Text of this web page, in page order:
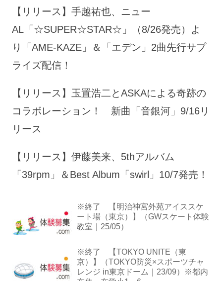
【リリース】手越祐也、ニュー
AL「☆SUPER☆STAR☆」（8/26発売）よ
り「AME-KAZE」＆「エデン」2曲先行サプ
ライズ配信！
【リリース】玉置浩二とASKAによる奇跡の
コラボレーション！ 新曲「音銀河」9/16リ
リース
【リリース】伊藤美来、5thアルバム
「39rpm」＆Best Album「swirl」10/7発売！
※終了 【明治神宮外苑アイススケ
ート場（東京）】（GWスケート体験
教室｜25/05）
※終了 【TOKYO UNITE（東
京）】（TOKYO防災×スポーツチャ
レンジ in東京ドーム｜23/09）※都内